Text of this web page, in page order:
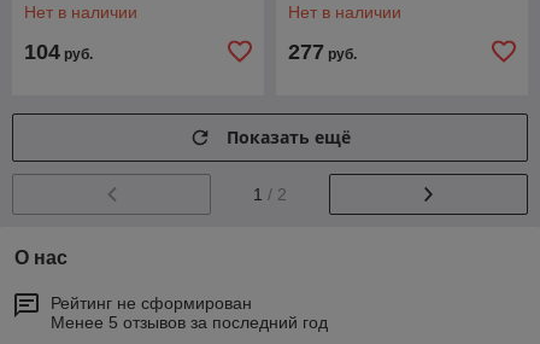
Нет в наличии
104 руб.
Нет в наличии
277 руб.
Показать ещё
1 / 2
О нас
Рейтинг не сформирован
Менее 5 отзывов за последний год